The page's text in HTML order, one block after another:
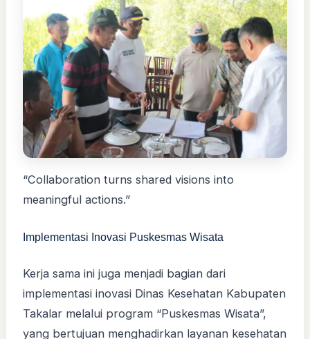
“Collaboration turns shared visions into
meaningful actions.”
Implementasi Inovasi Puskesmas Wisata
Kerja sama ini juga menjadi bagian dari
implementasi inovasi Dinas Kesehatan Kabupaten
Takalar melalui program “Puskesmas Wisata”,
yang bertujuan menghadirkan layanan kesehatan